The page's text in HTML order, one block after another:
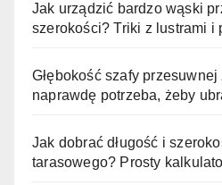
Jak urządzić bardzo wąski
szerokości? Triki z lustrami i
Głębokość szafy
naprawdę potrzeba, żeby
Jak dobrać długość i
tarasowego? Prosty